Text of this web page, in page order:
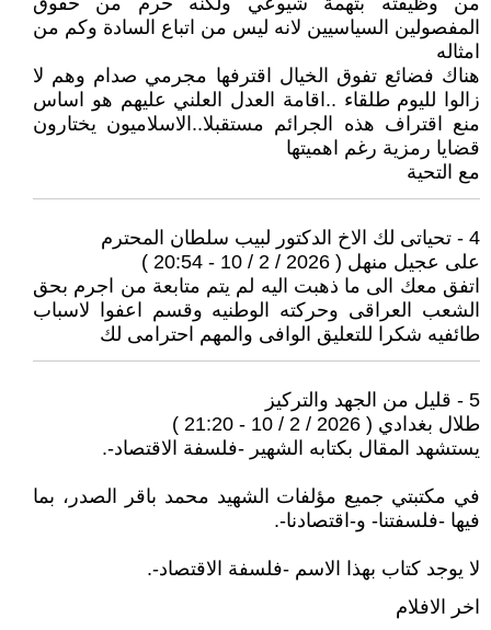
المفصولين السياسيين لانه ليس من اتباع السادة وكم من
امثاله
هناك فضائع تفوق الخيال اقترفها مجرمي صدام وهم لا
زالوا لليوم طلقاء ..اقامة العدل العلني عليهم هو اساس
منع اقتراف هذه الجرائم مستقبلا..الاسلاميون يختارون
قضايا رمزية رغم اهميتها
مع التحية
4 - تحياتى لك الاخ الدكتور لبيب سلطان المحترم
على عجيل منهل ( 2026 / 2 / 10 - 20:54 )
اتفق معك الى ما ذهبت اليه لم يتم متابعة من اجرم بحق
الشعب العراقى وحركته الوطنيه وقسم اعفوا لاسباب
طائفيه شكرا للتعليق الوافى والمهم احترامى لك
5 - قليل من الجهد والتركيز
طلال بغدادي ( 2026 / 2 / 10 - 21:20 )
يستشهد المقال بكتابه الشهير -فلسفة الاقتصاد-.
في مكتبتي جميع مؤلفات الشهيد محمد باقر الصدر، بما
فيها -فلسفتنا- و-اقتصادنا-.
لا يوجد كتاب بهذا الاسم -فلسفة الاقتصاد-.
اخر الافلام